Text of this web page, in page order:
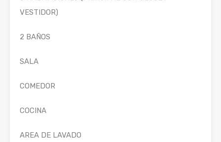
VESTIDOR)
2 BAÑOS
SALA
COMEDOR
COCINA
AREA DE LAVADO